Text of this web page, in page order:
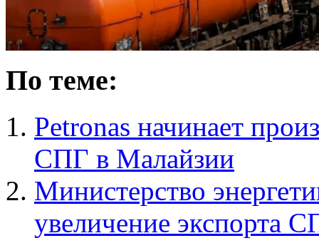
По теме:
Petronas начинает
СПГ в Малайзии
Министерство
увеличение экспорта